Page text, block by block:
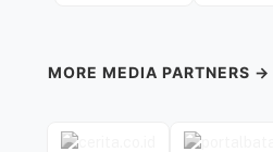
MORE MEDIA PARTNERS